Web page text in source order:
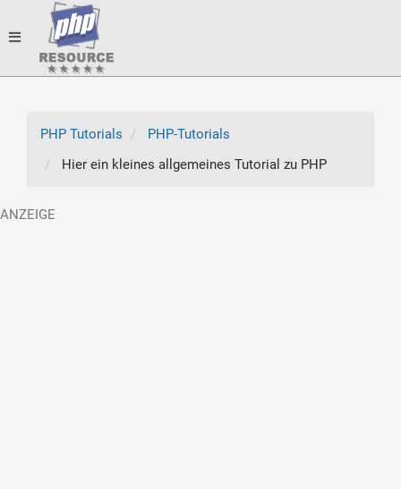
Toggle
PHP Tutorials
PHP-Tutorials
Hier ein kleines allgemeines Tutorial zu PHP